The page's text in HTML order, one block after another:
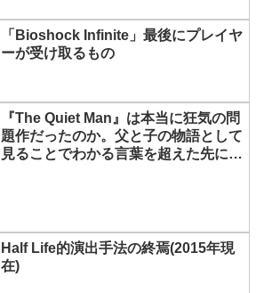
「Bioshock Infinite」最後にプレイヤ
ーが受け取るもの
『The Quiet Man』は本当に狂気の問
題作だったのか。父と子の物語として
見ることでわかる言葉を超えた先にあ
Half Life的演出手法の終焉(2015年現
在)